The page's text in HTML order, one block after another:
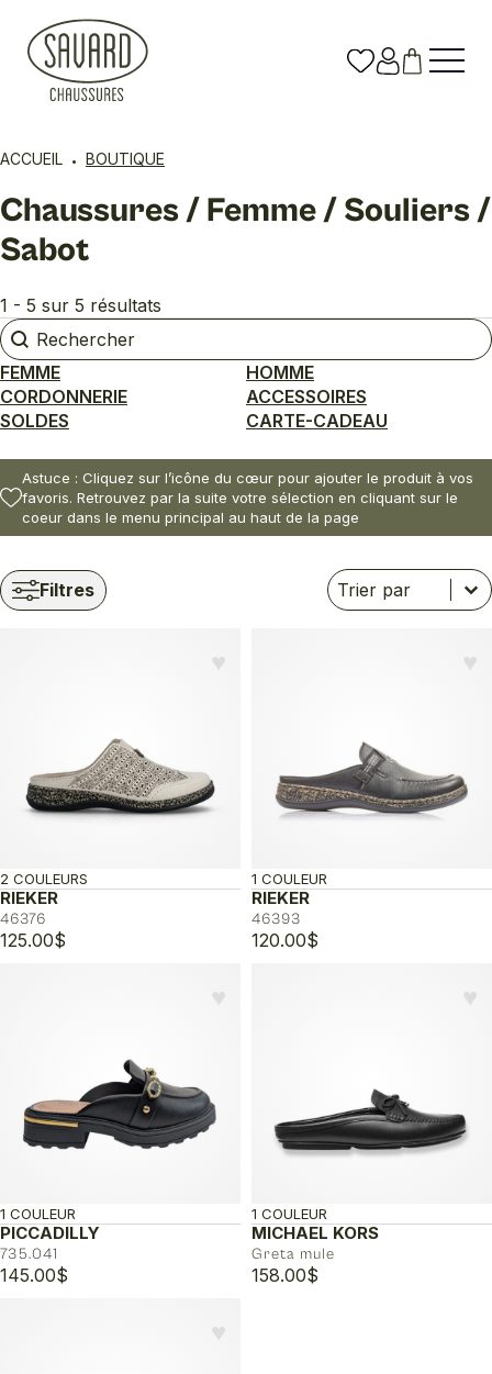
ACCUEIL BOUTIQUE
Chaussures / Femme / Souliers /
Sabot
1 - 5 sur 5 résultats
Rechercher
Rechercher
FEMME
HOMME
CORDONNERIE
ACCESSOIRES
SOLDES
CARTE-CADEAU
Astuce : Cliquez sur l’icône du cœur pour ajouter le produit à vos
favoris. Retrouvez par la suite votre sélection en cliquant sur le
coeur dans le menu principal au haut de la page
Filtres Trier
Trier le contenu
Trier le contenu
♥︎
RIEKER
46376
2 COULEURS
125.00$
♥︎
RIEKER
46393
1 COULEUR
120.00$
♥︎
PICCADILLY
735.041
1 COULEUR
145.00$
♥︎
MICHAEL KORS
Greta mule
1 COULEUR
158.00$
♥︎